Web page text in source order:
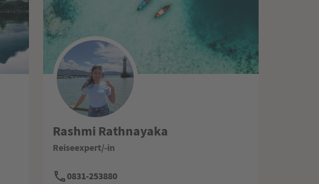
Rashmi Rathnayaka
Reiseexpert/-in
0831-253880